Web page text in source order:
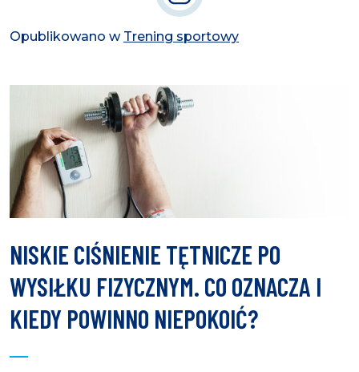
Opublikowano w Trening sportowy
NISKIE CIŚNIENIE TĘTNICZE PO
WYSIŁKU FIZYCZNYM. CO OZNACZA I
KIEDY POWINNO NIEPOKOIĆ?